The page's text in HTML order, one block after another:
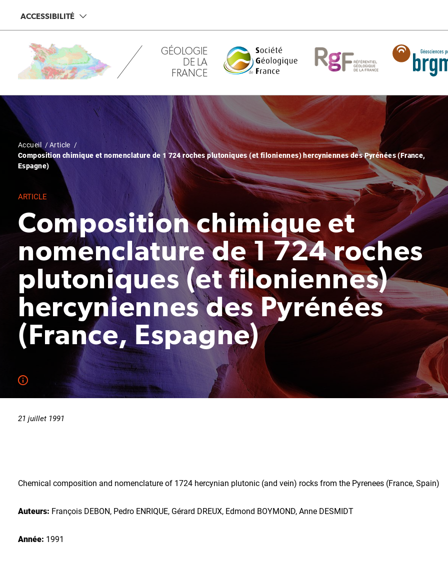
contenu
ACCESSIBILITÉ
GÉOLOGIE
DE LA
FRANCE
Fil
d'Ariane
Accueil
Article
Composition chimique et nomenclature de 1 724 roches plutoniques (et filoniennes) hercyniennes des Pyrénées (France,
Espagne)
ARTICLE
Composition chimique et
nomenclature de 1 724 roches
plutoniques (et filoniennes)
hercyniennes des Pyrénées
(France, Espagne)
21 juillet 1991
Chemical composition and nomenclature of 1724 hercynian plutonic (and vein) rocks from the Pyrenees (France, Spain)
Auteurs: François DEBON, Pedro ENRIQUE, Gérard DREUX, Edmond BOYMOND, Anne DESMIDT
Année: 1991